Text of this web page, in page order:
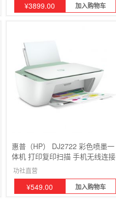
¥3899.00 加入购物车
惠普（HP） DJ2722 彩色喷墨一
体机 打印复印扫描 手机无线连接
功社直营
¥549.00 加入购物车